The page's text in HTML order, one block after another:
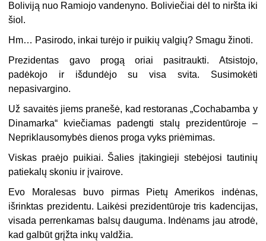
Boliviją nuo Ramiojo vandenyno. Boliviečiai dėl to niršta iki
šiol.
Hm… Pasirodo, inkai turėjo ir puikių valgių? Smagu žinoti.
Prezidentas gavo progą oriai pasitraukti. Atsistojo,
padėkojo ir išdundėjo su visa svita. Susimokėti
nepasivargino.
Už savaitės jiems pranešė, kad restoranas „Cochabamba y
Dinamarka“ kviečiamas padengti stalų prezidentūroje –
Nepriklausomybės dienos proga vyks priėmimas.
Viskas praėjo puikiai. Šalies įtakingieji stebėjosi tautinių
patiekalų skoniu ir įvairove.
Evo Moralesas buvo pirmas Pietų Amerikos indėnas,
išrinktas prezidentu. Laikėsi prezidentūroje tris kadencijas,
visada perrenkamas balsų dauguma. Indėnams jau atrodė,
kad galbūt grįžta inkų valdžia.